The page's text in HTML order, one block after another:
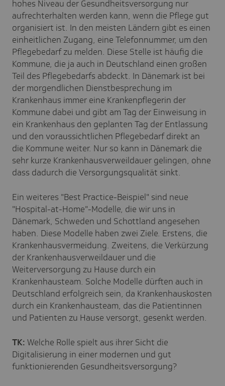
hohes Niveau der Gesundheitsversorgung nur
aufrechterhalten werden kann, wenn die Pflege gut
organisiert ist. In den meisten Ländern gibt es einen
einheitlichen Zugang, eine Telefonnummer, um den
Pflegebedarf zu melden. Diese Stelle ist häufig die
Kommune, die ja auch in Deutschland einen großen
Teil des Pflegebedarfs abdeckt. In Dänemark ist bei
der morgendlichen Dienstbesprechung im
Krankenhaus immer eine Krankenpflegerin der
Kommune dabei und gibt am Tag der Einweisung in
ein Krankenhaus den geplanten Tag der Entlassung
und den voraussichtlichen Pflegebedarf direkt an
die Kommune weiter. Nur so kann in Dänemark die
sehr kurze Krankenhausverweildauer gelingen, ohne
dass dadurch die Versorgungsqualität sinkt.
Ein weiteres "Best Practice-Beispiel" sind neue
"Hospital-at-Home"-Modelle, die wir uns in
Dänemark, Schweden und Schottland angesehen
haben. Diese Modelle haben zwei Ziele. Erstens, die
Krankenhausvermeidung. Zweitens, die Verkürzung
der Krankenhausverweildauer und die
Weiterversorgung zu Hause durch ein
Krankenhausteam. Solche Modelle dürften auch in
Deutschland erfolgreich sein, da Krankenhauskosten
durch ein Krankenhausteam, das die Patientinnen
und Patienten zu Hause versorgt, gesenkt werden.
TK: Welche Rolle spielt aus ihrer Sicht die
Digitalisierung in einer modernen und gut
funktionierenden Gesundheitsversorgung?